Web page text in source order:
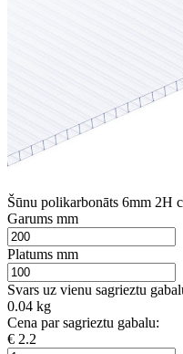
Šūnu polikarbonāts 6mm 2H
Garums mm
Platums mm
Svars uz vienu sagrieztu
0.04 kg
Cena par sagrieztu gabalu:
€ 2.2